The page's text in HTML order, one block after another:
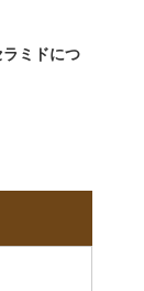
ミドにつ